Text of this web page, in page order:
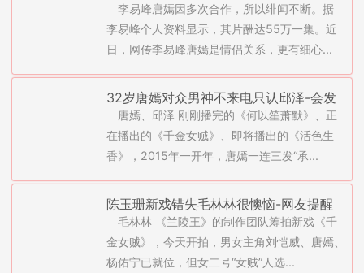
李易峰唐嫣因多次合作，所以绯闻不断。据
李易峰个人资料显示，其片酬达55万一集。近
日，网传李易峰唐嫣是情侣关系，更有细心...
32岁唐嫣对众男神不来电只认邱泽-会发
嗲但不作的上海姑娘(图)
唐嫣、邱泽 刚刚播完的《何以笙萧默》、正
在播出的《千金女贼》、即将播出的《活色生
香》，2015年一开年，唐嫣一连三发“承...
陈玉珊新戏错失毛林林很懊恼-网友提醒
杨幂防闺蜜唐嫣(图)
毛林林 《兰陵王》的制作团队筹拍新戏《千
金女贼》，今天开拍，男女主角刘恺威、唐嫣、
杨佑宁已就位，但女二号“女贼”人选...